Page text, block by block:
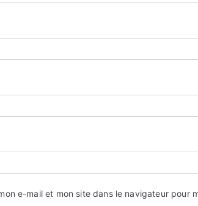
e-mail et mon site dans le navigateur pour